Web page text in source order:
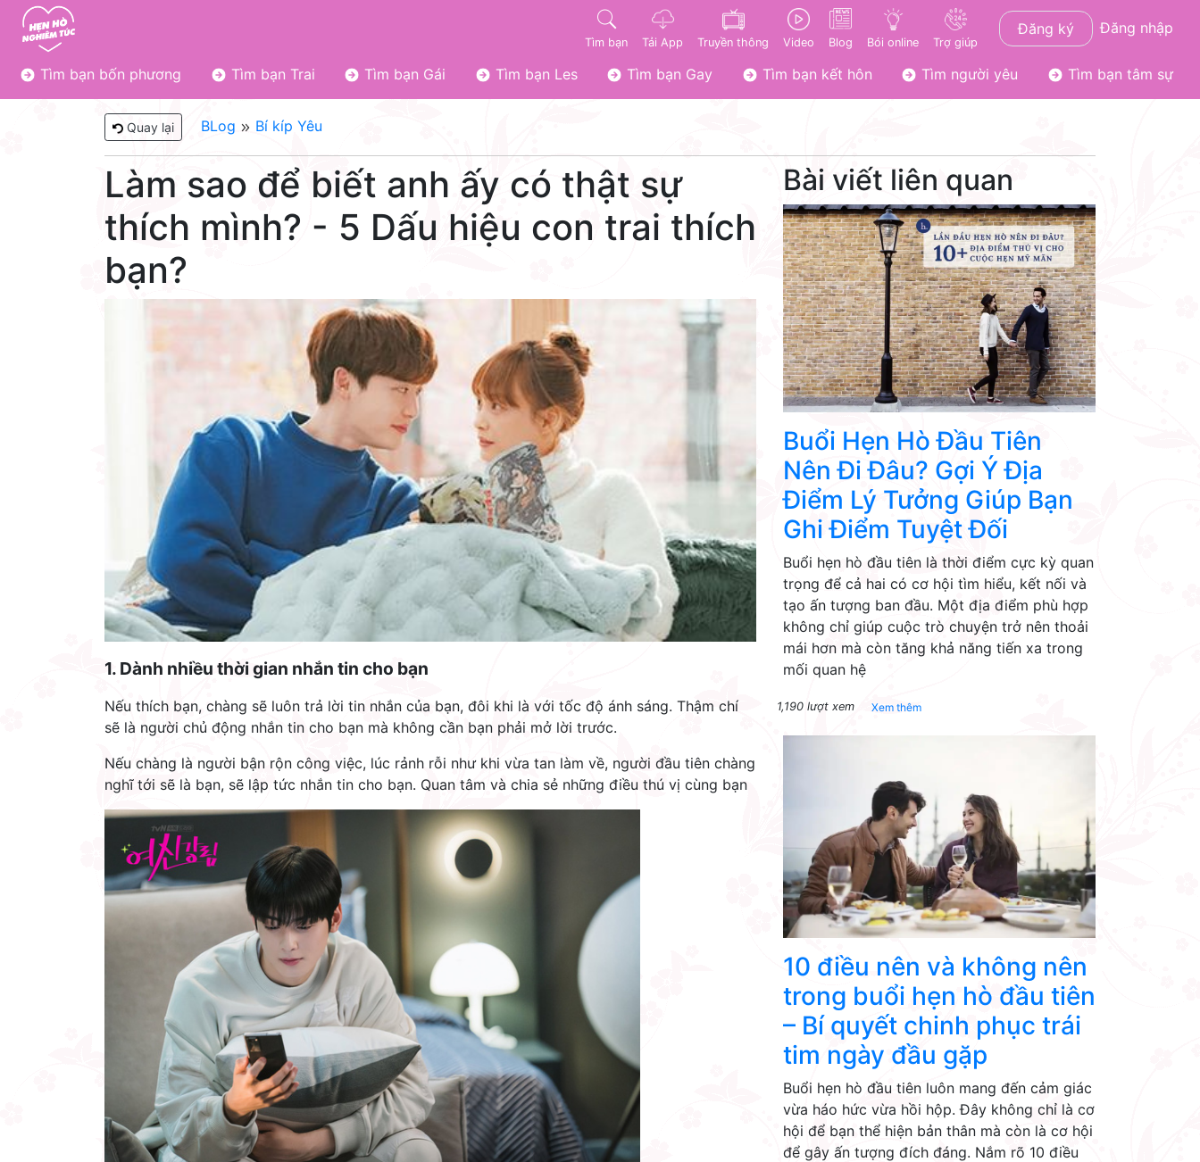
Tìm bạn Tải App Truyền thông Video Blog Bói online Trợ giúp
Đăng ký Đăng nhập
Tìm bạn bốn phương Tìm bạn Trai Tìm bạn Gái Tìm bạn Les Tìm bạn Gay Tìm bạn kết hôn Tìm người yêu Tìm bạn tâm sự
Quay lại BLog Bí kíp Yêu
Làm sao để biết anh ấy có thật sự
thích mình? - 5 Dấu hiệu con trai thích
bạn?
1. Dành nhiều thời gian nhắn tin cho bạn
Nếu thích bạn, chàng sẽ luôn trả lời tin nhắn của bạn, đôi khi là với tốc độ ánh sáng. Thậm chí
sẽ là người chủ động nhắn tin cho bạn mà không cần bạn phải mở lời trước.
Nếu chàng là người bận rộn công việc, lúc rảnh rỗi như khi vừa tan làm về, người đầu tiên chàng
nghĩ tới sẽ là bạn, sẽ lập tức nhắn tin cho bạn. Quan tâm và chia sẻ những điều thú vị cùng bạn
Bài viết liên quan
Buổi Hẹn Hò Đầu Tiên
Nên Đi Đâu? Gợi Ý Địa
Điểm Lý Tưởng Giúp Bạn
Ghi Điểm Tuyệt Đối
Buổi hẹn hò đầu tiên là thời điểm cực kỳ quan
trọng để cả hai có cơ hội tìm hiểu, kết nối và
tạo ấn tượng ban đầu. Một địa điểm phù hợp
không chỉ giúp cuộc trò chuyện trở nên thoải
mái hơn mà còn tăng khả năng tiến xa trong
mối quan hệ
1,190 lượt xem Xem thêm
10 điều nên và không nên
trong buổi hẹn hò đầu tiên
– Bí quyết chinh phục trái
tim ngày đầu gặp
Buổi hẹn hò đầu tiên luôn mang đến cảm giác
vừa háo hức vừa hồi hộp. Đây không chỉ là cơ
hội để bạn thể hiện bản thân mà còn là cơ hội
để gây ấn tượng đích đáng. Nắm rõ 10 điều